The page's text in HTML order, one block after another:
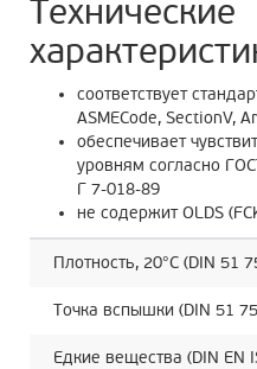
Технические
соответствует
ASMECode, SectionV,
обеспечивает
уровням согласно
Г 7-018-89
не содержит OLDS
Плотность, 20°C (DIN 51
Точка вспышки (DIN 51
Едкие вещества (DIN EN